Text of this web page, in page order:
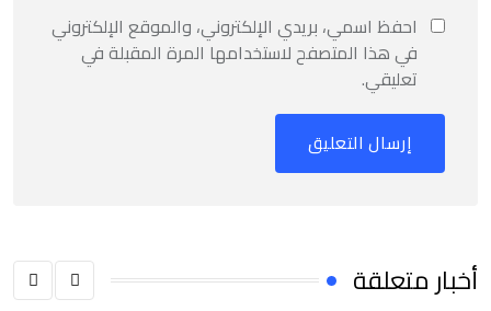
احفظ اسمي، بريدي الإلكتروني، والموقع الإلكتروني
في هذا المتصفح لاستخدامها المرة المقبلة في
تعليقي.
أخبار متعلقة